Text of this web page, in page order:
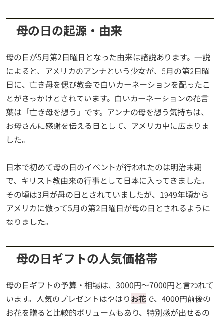
母の日の起源・由来
母の日が5月第2日曜日となった由来は諸説あります。一説
によると、アメリカのアンナという少女が、5月の第2日曜
日に、亡き母を偲び教会で白いカーネーションを配ったこ
とがきっかけとされています。白いカーネーションの花言
葉は「亡き母を想う」です。アンナの母を想う気持ちは、
お母さんに感謝を伝える日として、アメリカ中に広まりま
した。
日本で初めて母の日のイベントが行われたのは明治末期
で、キリスト教由来の行事として日本に入ってきました。
その頃は3月が母の日とされていましたが、1949年頃から
アメリカに倣って5月の第2日曜日が母の日とされるように
なりました。
母の日ギフトの人気価格帯
母の日ギフトの予算・相場は、3000円〜7000円と言われて
います。人気のプレゼントはやはりお花で、4000円前後の
お花を贈ると比較的ボリュームもあり、特別感が出せるの